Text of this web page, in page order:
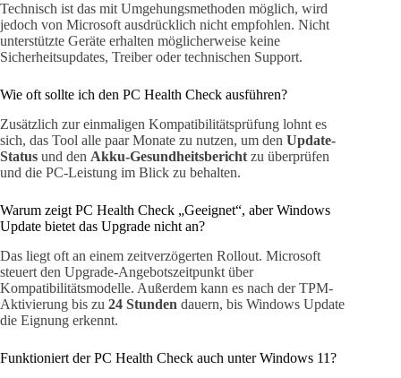
Technisch ist das mit Umgehungsmethoden möglich, wird
jedoch von Microsoft ausdrücklich nicht empfohlen. Nicht
unterstützte Geräte erhalten möglicherweise keine
Sicherheitsupdates, Treiber oder technischen Support.
Wie oft sollte ich den PC Health Check ausführen?
Zusätzlich zur einmaligen Kompatibilitätsprüfung lohnt es
sich, das Tool alle paar Monate zu nutzen, um den Update-
Status und den Akku-Gesundheitsbericht zu überprüfen
und die PC-Leistung im Blick zu behalten.
Warum zeigt PC Health Check „Geeignet“, aber Windows
Update bietet das Upgrade nicht an?
Das liegt oft an einem zeitverzögerten Rollout. Microsoft
steuert den Upgrade-Angebotszeitpunkt über
Kompatibilitätsmodelle. Außerdem kann es nach der TPM-
Aktivierung bis zu 24 Stunden dauern, bis Windows Update
die Eignung erkennt.
Funktioniert der PC Health Check auch unter Windows 11?